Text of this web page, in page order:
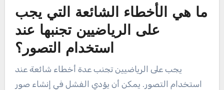
ما هي الأخطاء الشائعة التي يجب
على الرياضيين تجنبها عند
استخدام التصور؟
يجب على الرياضيين تجنب عدة أخطاء شائعة عند
استخدام التصور. يمكن أن يؤدي الفشل في إنشاء صور